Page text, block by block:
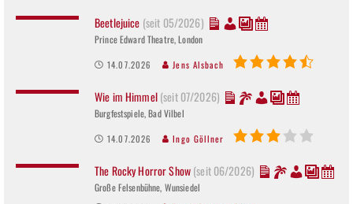
Beetlejuice (seit 05/2026)
Prince Edward Theatre, London
14.07.2026 Jens Alsbach
Wie im Himmel(seit 07/2026)
Burgfestspiele, Bad Vilbel
14.07.2026 Ingo Göllner
The Rocky Horror Show(seit 06/2026)
Große Felsenbühne, Wunsiedel